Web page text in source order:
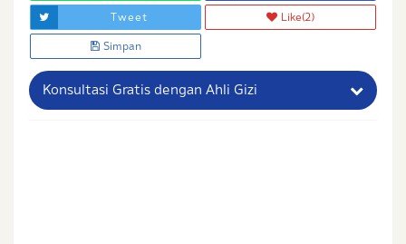
Tweet Like(2)
Simpan
Konsultasi Gratis dengan Ahli Gizi